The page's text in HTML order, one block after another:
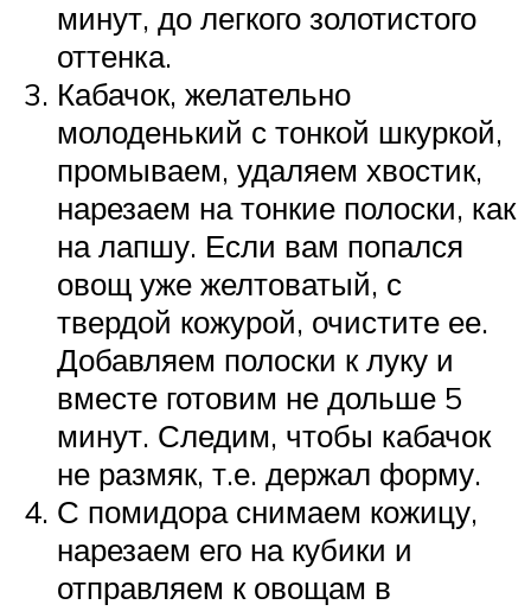
минут, до легкого золотистого
оттенка.
Кабачок, желательно
молоденький с тонкой шкуркой,
промываем, удаляем хвостик,
нарезаем на тонкие полоски, как
на лапшу. Если вам попался
овощ уже желтоватый, с
твердой кожурой, очистите ее.
Добавляем полоски к луку и
вместе готовим не дольше 5
минут. Следим, чтобы кабачок
не размяк, т.е. держал форму.
С помидора снимаем кожицу,
нарезаем его на кубики и
отправляем к овощам в